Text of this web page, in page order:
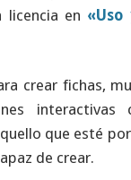
licencia en «Uso
crear fichas,
interactivas
que esté
de crear.